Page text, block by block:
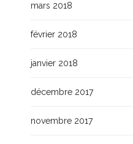
mars 2018
février 2018
janvier 2018
décembre 2017
novembre 2017